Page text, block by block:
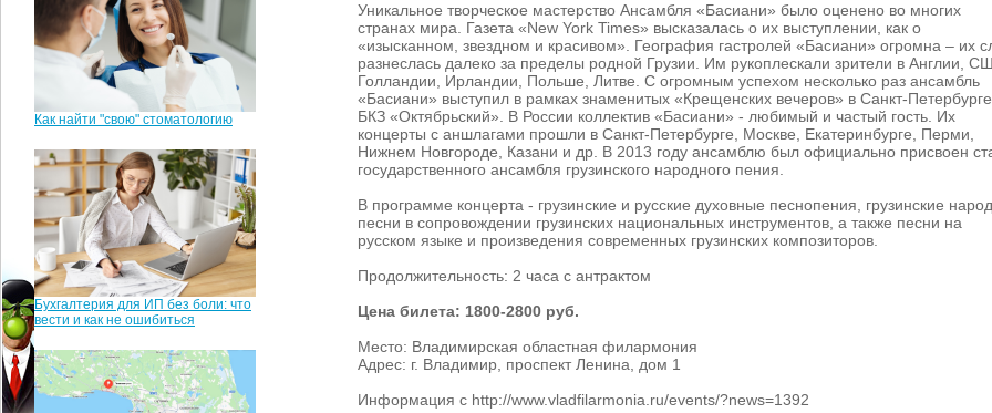
Как найти "свою" стоматологию
Бухгалтерия для ИП без боли: что
вести и как не ошибиться
Уникальное творческое мастерство Ансамбля «Басиани» было оценено во многих
странах мира. Газета «New York Times» высказалась о их выступлении, как о
«изысканном, звездном и красивом». География гастролей «Басиани» огромна – их
разнеслась далеко за пределы родной Грузии. Им рукоплескали зрители в Англии,
Голландии, Ирландии, Польше, Литве. С огромным успехом несколько раз ансамбль
«Басиани» выступил в рамках знаменитых «Крещенских вечеров» в Санкт-
БКЗ «Октябрьский». В России коллектив «Басиани» - любимый и частый гость. Их
концерты с аншлагами прошли в Санкт-Петербурге, Москве, Екатеринбурге, Перми,
Нижнем Новгороде, Казани и др. В 2013 году ансамблю был официально присвоен
государственного ансамбля грузинского народного пения.
В программе концерта - грузинские и русские духовные песнопения, грузинские
песни в сопровождении грузинских национальных инструментов, а также песни на
русском языке и произведения современных грузинских композиторов.
Продолжительность: 2 часа с антрактом
Цена билета: 1800-2800 руб.
Место: Владимирская областная филармония
Адрес: г. Владимир, проспект Ленина, дом 1
Информация с http://www.vladfilarmonia.ru/events/?news=1392